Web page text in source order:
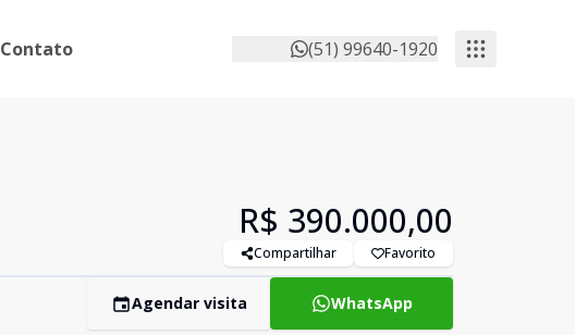
Contato (51) 99640-1920
R$ 390.000,00
Compartilhar Favorito
Agendar visita WhatsApp